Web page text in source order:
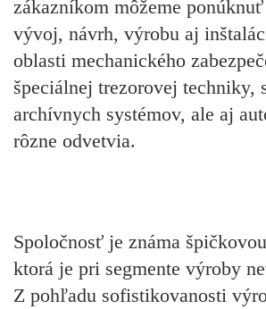
zákazníkom môžeme
vývoj, návrh, výrobu aj
oblasti mechanického
špeciálnej trezorovej techniky,
archívnych systémov, ale aj
rôzne odvetvia.
Spoločnosť je známa
ktorá je pri segmente výroby
Z pohľadu sofistikovanosti